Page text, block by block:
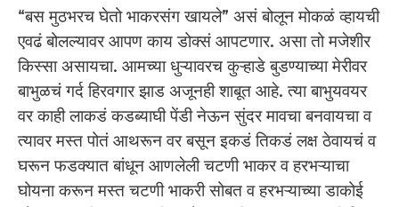
“बस मुठभरच घेतो भाकरसंग खायले” असं बोलून मोकळं व्हायची
एवढं बोलल्यावर आपण काय डोक्सं आपटणार. असा तो मजेशीर
किस्सा असायचा. आमच्या धुऱ्यावरच कुऱ्हाडे बुडण्याच्या मेरीवर
बाभुळचं गर्द हिरवगार झाड अजूनही शाबूत आहे. त्या बाभुयवयर
वर काही लाकडं कडब्याघी पेंडी नेऊन सुंदर मावचा बनवायचा व
त्यावर मस्त पोतं आथरून वर बसून इकडं तिकडं लक्ष ठेवायचं व
घरून फडक्यात बांधून आणलेली चटणी भाकर व हरभऱ्याचा
घोयना करून मस्त चटणी भाकरी सोबत व हरभऱ्याच्या डाकोई